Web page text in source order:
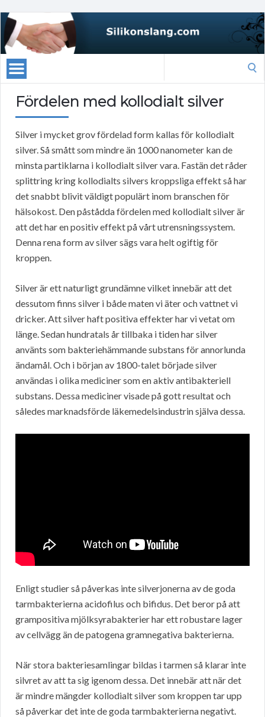
Fördelen med kollodialt silver
Silver i mycket grov fördelad form kallas för kollodialt
silver. Så smått som mindre än 1000 nanometer kan de
minsta partiklarna i kollodialt silver vara. Fastän det råder
splittring kring kollodialts silvers kroppsliga effekt så har
det snabbt blivit väldigt populärt inom branschen för
hälsokost. Den påstådda fördelen med kollodialt silver är
att det har en positiv effekt på vårt utrensningssystem.
Denna rena form av silver sägs vara helt ogiftig för
kroppen.
Silver är ett naturligt grundämne vilket innebär att det
dessutom finns silver i både maten vi äter och vattnet vi
dricker. Att silver haft positiva effekter har vi vetat om
länge. Sedan hundratals år tillbaka i tiden har silver
använts som bakteriehämmande substans för annorlunda
ändamål. Och i början av 1800-talet började silver
användas i olika mediciner som en aktiv antibakteriell
substans. Dessa mediciner visade på gott resultat och
således marknadsförde läkemedelsindustrin själva dessa.
Enligt studier så påverkas inte silverjonerna av de goda
tarmbakterierna acidofilus och bifidus. Det beror på att
grampositiva mjölksyrabakterier har ett robustare lager
av cellvägg än de patogena gramnegativa bakterierna.
När stora bakteriesamlingar bildas i tarmen så klarar inte
silvret av att ta sig igenom dessa. Det innebär att när det
är mindre mängder kollodialt silver som kroppen tar upp
så påverkar det inte de goda tarmbakterierna negativt.